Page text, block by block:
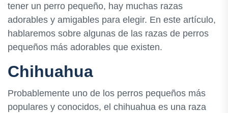
tener un perro pequeño, hay muchas razas
adorables y amigables para elegir. En este artículo,
hablaremos sobre algunas de las razas de perros
pequeños más adorables que existen.
Chihuahua
Probablemente uno de los perros pequeños más
populares y conocidos, el chihuahua es una raza